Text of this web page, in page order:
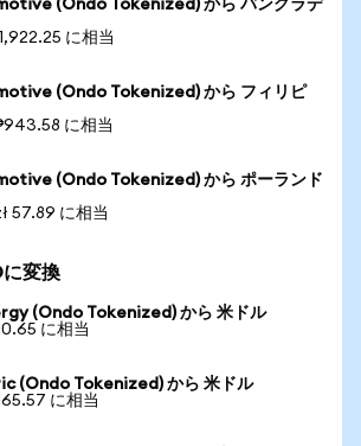
(Ondo Tokenized) から バングラデ
に相当
(Ondo Tokenized) から フィリピ
に相当
(Ondo Tokenized) から ポーランド
57.89 に相当
に変換
(Ondo Tokenized) から 米ドル
に相当
(Ondo Tokenized) から 米ドル
に相当